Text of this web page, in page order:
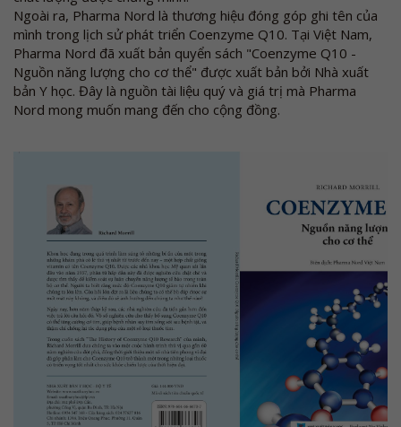
Ngoài ra, Pharma Nord là thương hiệu đóng góp ghi tên của
mình trong lịch sử phát triển Coenzyme Q10. Tại Việt Nam,
Pharma Nord đã xuất bản quyển sách "Coenzyme Q10 -
Nguồn năng lượng cho cơ thể" được xuất bản bởi Nhà xuất
bản Y học. Đây là nguồn tài liệu quý và giá trị mà Pharma
Nord mong muốn mang đến cho cộng đồng.